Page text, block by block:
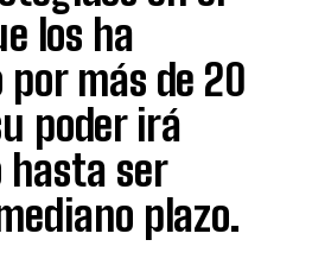
los ha
más de 20
poder irá
hasta ser
plazo.